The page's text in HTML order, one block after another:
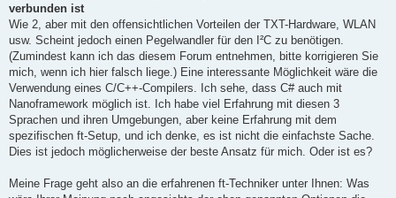
verbunden ist
Wie 2, aber mit den offensichtlichen Vorteilen der TXT-Hardware, WLAN
usw. Scheint jedoch einen Pegelwandler für den I²C zu benötigen.
(Zumindest kann ich das diesem Forum entnehmen, bitte korrigieren Sie
mich, wenn ich hier falsch liege.) Eine interessante Möglichkeit wäre die
Verwendung eines C/C++-Compilers. Ich sehe, dass C# auch mit
Nanoframework möglich ist. Ich habe viel Erfahrung mit diesen 3
Sprachen und ihren Umgebungen, aber keine Erfahrung mit dem
spezifischen ft-Setup, und ich denke, es ist nicht die einfachste Sache.
Dies ist jedoch möglicherweise der beste Ansatz für mich. Oder ist es?
Meine Frage geht also an die erfahrenen ft-Techniker unter Ihnen: Was